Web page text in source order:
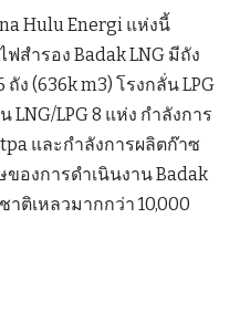
Hulu Energi แห่งนี้
ฟสำรอง Badak LNG มีถัง
ถัง (636k m3) โรงกลั่น LPG
LNG/LPG 8 แห่ง กำลังการ
และกำลังการผลิตก๊าซ
ของการดำเนินงาน Badak
ติเหลวมากกว่า 10,000